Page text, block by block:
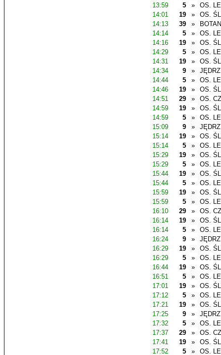
13:59
5 »
OS.
14:01
19 »
OS.
14:13
39 »
14:14
5 »
OS.
14:16
19 »
OS.
14:29
5 »
OS.
14:31
19 »
OS.
14:34
9 »
14:44
5 »
OS.
14:46
19 »
OS.
14:51
29 »
OS.
14:59
19 »
OS.
14:59
5 »
OS.
15:09
9 »
15:14
19 »
OS.
15:14
5 »
OS.
15:29
19 »
OS.
15:29
5 »
OS.
15:44
19 »
OS.
15:44
5 »
OS.
15:59
19 »
OS.
15:59
5 »
OS.
16:10
29 »
OS.
16:14
19 »
OS.
16:14
5 »
OS.
16:24
9 »
16:29
19 »
OS.
16:29
5 »
OS.
16:44
19 »
OS.
16:51
5 »
OS.
17:01
19 »
OS.
17:12
5 »
OS.
17:21
19 »
OS.
17:25
9 »
17:32
5 »
OS.
17:37
29 »
OS.
17:41
19 »
OS.
17:52
5 » OS.